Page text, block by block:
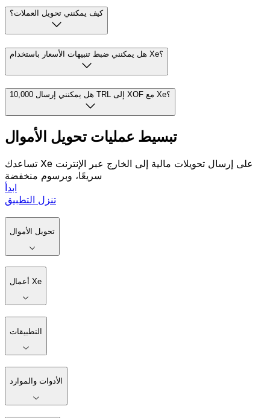
كيف يمكنني تحويل العملات؟
هل يمكنني ضبط تنبيهات الأسعار باستخدام Xe؟
هل يمكنني إرسال 10,000 TRL إلى XOF مع Xe؟
تبسيط عمليات تحويل الأموال
تساعدك Xe على إرسال تحويلات مالية إلى الخارج عبر الإنترنت
سريعًا، وبرسوم منخفضة
ابدأ
تنزل التطبيق
تحويل الأموال
أعمال Xe
التطبيقات
الأدوات والموارد